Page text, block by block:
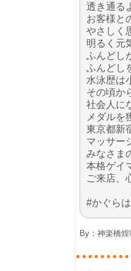
透き通る
お客様と
やさしく
明るく元
ふんどし
ふんどし
水泳歴は
その頃か
社会人に
メダルを
東京都新
マッサー
みなさま
本格ゲイ
ご来店、
#かぐら
By： 神楽橋煌